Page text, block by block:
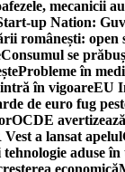
mecanicii
up Nation:
românești: open
Consumul se
Probleme în
în vigoareEU
de euro fug
OCDE
a lansat apelul
aduse în
economică